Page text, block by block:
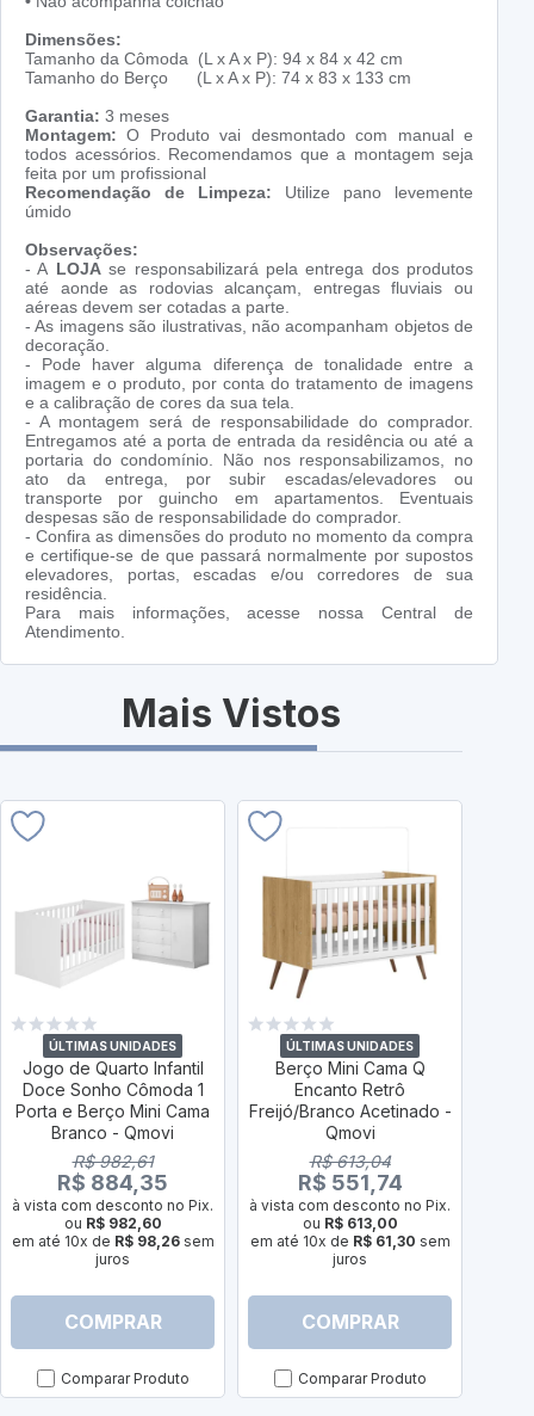
Dimensões:
Tamanho da Cômoda (L x A x P): 94 x 84 x 42 cm
Tamanho do Berço (L x A x P): 74 x 83 x 133 cm
Garantia: 3 meses
Montagem:O Produto vai desmontado com manual e
todos acessórios. Recomendamos que a montagem seja
feita por um profissional
Recomendação de Limpeza: Utilize pano levemente
úmido
Observações:
- A LOJAse responsabilizará pela entrega dos produtos
até aonde as rodovias alcançam, entregas fluviais ou
aéreas devem ser cotadas a parte.
- As imagens são ilustrativas, não acompanham objetos de
decoração.
- Pode haver alguma diferença de tonalidade entre a
imagem e o produto, por conta do tratamento de imagens
e a calibração de cores da sua tela.
- A montagem será de responsabilidade do comprador.
Entregamos até a porta de entrada da residência ou até a
portaria do condomínio. Não nos responsabilizamos, no
ato da entrega, por subir escadas/elevadores ou
transporte por guincho em apartamentos. Eventuais
despesas são de responsabilidade do comprador.
- Confira as dimensões do produto no momento da compra
e certifique-se de que passará normalmente por supostos
elevadores, portas, escadas e/ou corredores de sua
residência.
Para mais informações, acesse nossa Central de
Atendimento.
Mais Vistos
ÚLTIMAS UNIDADES
Jogo de Quarto Infantil
Doce Sonho Cômoda 1
Porta e Berço Mini Cama
Branco - Qmovi
R$ 982,61
R$ 884,35
à vista com desconto no Pix.
ou R$ 982,60
em até 10x de R$ 98,26sem
juros
COMPRAR
Comparar Produto
ÚLTIMAS UNIDADES
Berço Mini Cama Q
Encanto Retrô
Freijó/Branco Acetinado -
Qmovi
R$ 613,04
R$ 551,74
à vista com desconto no Pix.
ou R$ 613,00
em até 10x de R$ 61,30 sem
juros
COMPRAR
Comparar Produto